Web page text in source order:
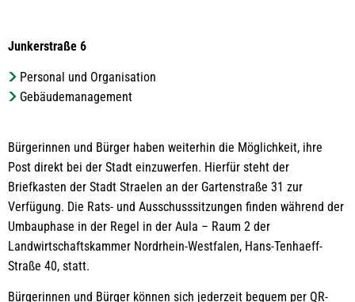
Junkerstraße 6
Personal und Organisation
Gebäudemanagement
Bürgerinnen und Bürger haben weiterhin die Möglichkeit, ihre
Post direkt bei der Stadt einzuwerfen. Hierfür steht der
Briefkasten der Stadt Straelen an der Gartenstraße 31 zur
Verfügung. Die Rats- und Ausschusssitzungen finden während der
Umbauphase in der Regel in der Aula – Raum 2 der
Landwirtschaftskammer Nordrhein-Westfalen, Hans-Tenhaeff-
Straße 40, statt.
Bürgerinnen und Bürger können sich jederzeit bequem per QR-